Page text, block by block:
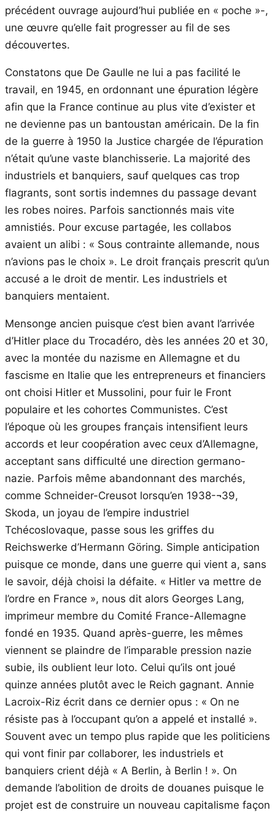
précédent ouvrage aujourd’hui publiée en « poche »-,
une œuvre qu’elle fait progresser au fil de ses
découvertes.
Constatons que De Gaulle ne lui a pas facilité le
travail, en 1945, en ordonnant une épuration légère
afin que la France continue au plus vite d’exister et
ne devienne pas un bantoustan américain. De la fin
de la guerre à 1950 la Justice chargée de l’épuration
n’était qu’une vaste blanchisserie. La majorité des
industriels et banquiers, sauf quelques cas trop
flagrants, sont sortis indemnes du passage devant
les robes noires. Parfois sanctionnés mais vite
amnistiés. Pour excuse partagée, les collabos
avaient un alibi : « Sous contrainte allemande, nous
n’avions pas le choix ». Le droit français prescrit qu’un
accusé a le droit de mentir. Les industriels et
banquiers mentaient.
Mensonge ancien puisque c’est bien avant l’arrivée
d’Hitler place du Trocadéro, dès les années 20 et 30,
avec la montée du nazisme en Allemagne et du
fascisme en Italie que les entrepreneurs et financiers
ont choisi Hitler et Mussolini, pour fuir le Front
populaire et les cohortes Communistes. C’est
l’époque où les groupes français intensifient leurs
accords et leur coopération avec ceux d’Allemagne,
acceptant sans difficulté une direction germano-
nazie. Parfois même abandonnant des marchés,
comme Schneider-Creusot lorsqu’en 1938-¬39,
Skoda, un joyau de l’empire industriel
Tchécoslovaque, passe sous les griffes du
Reichswerke d’Hermann Göring. Simple anticipation
puisque ce monde, dans une guerre qui vient a, sans
le savoir, déjà choisi la défaite. « Hitler va mettre de
l’ordre en France », nous dit alors Georges Lang,
imprimeur membre du Comité France-Allemagne
fondé en 1935. Quand après-guerre, les mêmes
viennent se plaindre de l’imparable pression nazie
subie, ils oublient leur loto. Celui qu’ils ont joué
quinze années plutôt avec le Reich gagnant. Annie
Lacroix-Riz écrit dans ce dernier opus : « On ne
résiste pas à l’occupant qu’on a appelé et installé ».
Souvent avec un tempo plus rapide que les politiciens
qui vont finir par collaborer, les industriels et
banquiers crient déjà « A Berlin, à Berlin ! ». On
demande l’abolition de droits de douanes puisque le
projet est de construire un nouveau capitalisme façon